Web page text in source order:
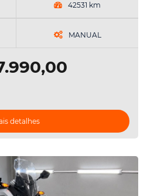
42531 km
MANUAL
detalhes